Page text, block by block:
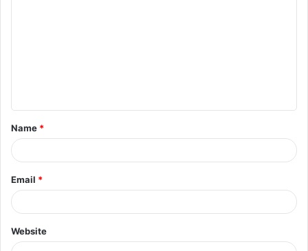
t
*
Name *
Email *
Website